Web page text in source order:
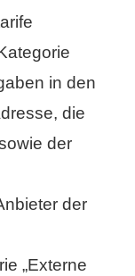
in den
die
der
der
„Externe